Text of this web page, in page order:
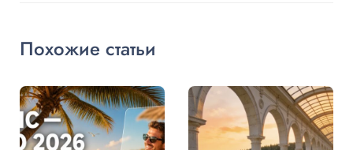
Похожие статьи